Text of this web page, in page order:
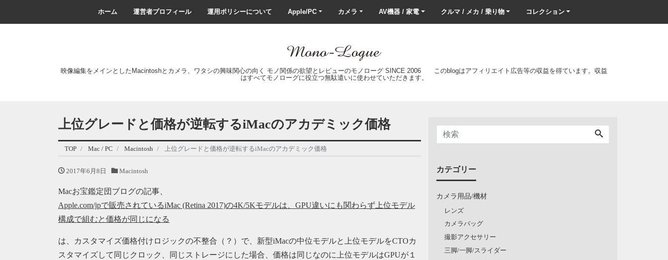
ホーム 運営者プロフィール 運用ポリシーについて Apple/PC カメラ AV機器 / 家電 クルマ / メカ / 乗り物 コレクション
映像編集をメインとしたMacintoshとカメラ、ワタシの興味関心の向く モノ関係の欲望とレビューのモノローグ SINCE 2006 このblogはアフィリエイト広告等の収益を得ています。収益
はすべてモノローグに役立つ無駄遣いに使わせていただきます。
上位グレードと価格が逆転するiMacのアカデミック価格
TOP Mac / PC Macintosh 上位グレードと価格が逆転するiMacのアカデミック価格
2017年6月8日 Macintosh
Macお宝鑑定団ブログの記事、
Apple.com/jpで販売されているiMac (Retina 2017)の4K/5Kモデルは、GPU違いにも関わらず上位モデル
構成で組むと価格が同じになる
は、カスタマイズ価格付けロジックの不整合（？）で、新型iMacの中位モデルと上位モデルをCTOカ
スタマイズして同じクロック、同じストレージにした場合、価格は同じなのに上位モデルはGPUが１
カテゴリー
カメラ用品/機材
レンズ
カメラバッグ
撮影アクセサリー
三脚/一脚/スライダー